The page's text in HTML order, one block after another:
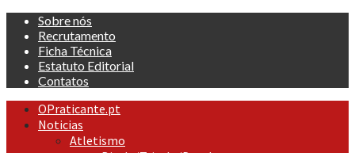
Skip
content
Sobre nós
Recrutamento
Ficha Técnica
Estatuto Editorial
Contatos
Primary
Menu
OPraticante.pt
Noticias
Atletismo